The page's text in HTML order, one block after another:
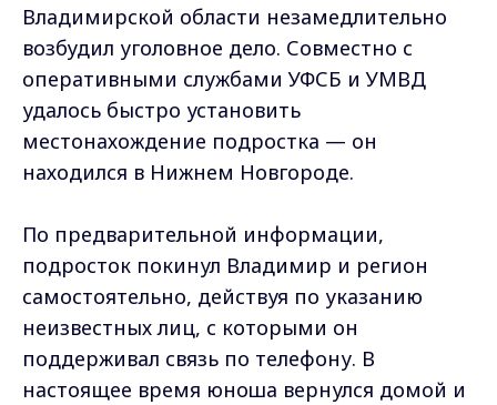
Владимирской области незамедлительно
возбудил уголовное дело. Совместно с
оперативными службами УФСБ и УМВД
удалось быстро установить
местонахождение подростка — он
находился в Нижнем Новгороде.
По предварительной информации,
подросток покинул Владимир и регион
самостоятельно, действуя по указанию
неизвестных лиц, с которыми он
поддерживал связь по телефону. В
настоящее время юноша вернулся домой и